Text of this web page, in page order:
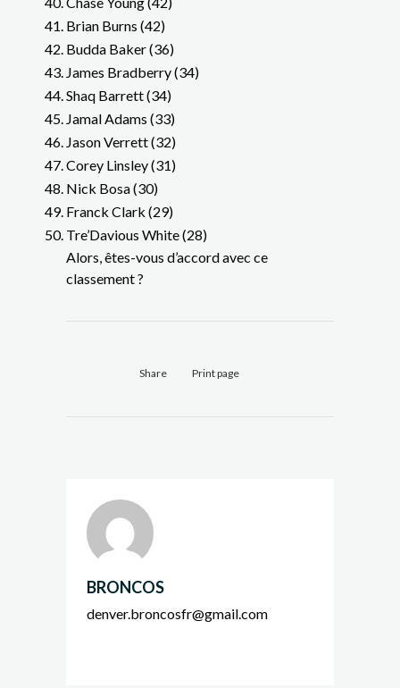
Brian Burns (42)
Budda Baker (36)
James Bradberry (34)
Shaq Barrett (34)
Jamal Adams (33)
Jason Verrett (32)
Corey Linsley (31)
Nick Bosa (30)
Franck Clark (29)
Tre’Davious White (28)
Alors, êtes-vous d’accord avec ce
classement ?
Share Print page
BRONCOS
denver.broncosfr@gmail.com